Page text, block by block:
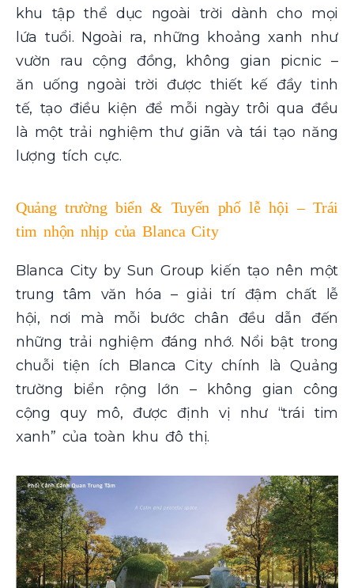
khu tập thể dục ngoài trời dành cho mọi
lứa tuổi. Ngoài ra, những khoảng xanh như
vườn rau cộng đồng, không gian picnic –
ăn uống ngoài trời được thiết kế đầy tinh
tế, tạo điều kiện để mỗi ngày trôi qua đều
là một trải nghiệm thư giãn và tái tạo năng
lượng tích cực.
Quảng trường biển & Tuyến phố lễ hội – Trái
tim nhộn nhịp của Blanca City
Blanca City by Sun Group kiến tạo nên một
trung tâm văn hóa – giải trí đậm chất lễ
hội, nơi mà mỗi bước chân đều dẫn đến
những trải nghiệm đáng nhớ. Nổi bật trong
chuỗi tiện ích Blanca City chính là Quảng
trường biển rộng lớn – không gian công
cộng quy mô, được định vị như “trái tim
xanh” của toàn khu đô thị.